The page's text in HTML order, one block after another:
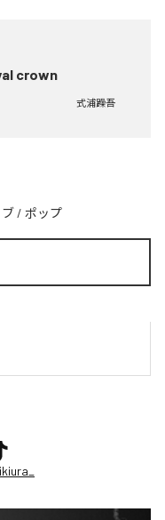
crown
式浦躁吾
/ ポップ